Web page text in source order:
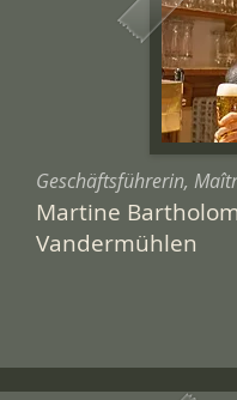
Geschäftsführerin,
Martine
Vandermühlen